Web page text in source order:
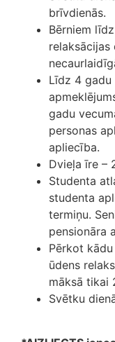
brīvdienās.
Bērniem
relaksācijas
Līdz 4 gadu
gadu
personas
apliecība.
Dvieļa īre –
Studenta
studenta
termiņu.
pensionāra
Pērkot
ūdens
māksā tikai
Svētku